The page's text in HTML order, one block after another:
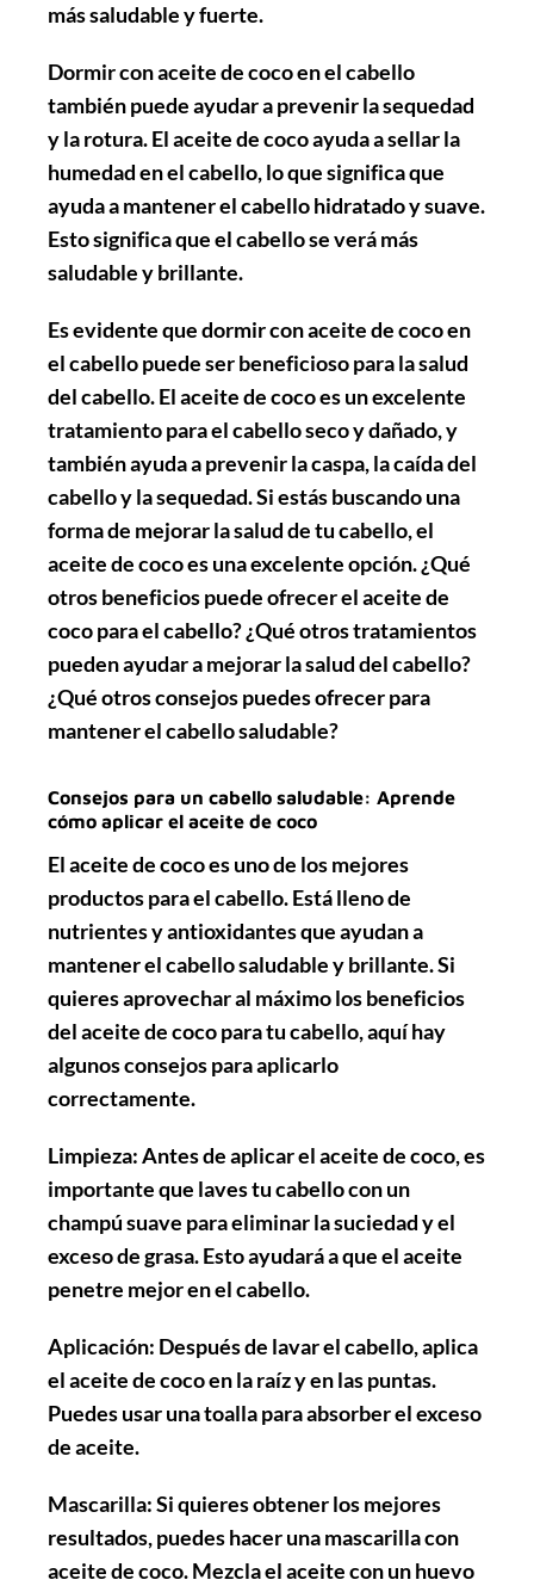
más saludable y fuerte.
Dormir con aceite de coco en el cabello
también puede ayudar a prevenir la sequedad
y la rotura. El aceite de coco ayuda a sellar la
humedad en el cabello, lo que significa que
ayuda a mantener el cabello hidratado y suave.
Esto significa que el cabello se verá más
saludable y brillante.
Es evidente que dormir con aceite de coco en
el cabello puede ser beneficioso para la salud
del cabello. El aceite de coco es un excelente
tratamiento para el cabello seco y dañado, y
también ayuda a prevenir la caspa, la caída del
cabello y la sequedad. Si estás buscando una
forma de mejorar la salud de tu cabello, el
aceite de coco es una excelente opción. ¿Qué
otros beneficios puede ofrecer el aceite de
coco para el cabello? ¿Qué otros tratamientos
pueden ayudar a mejorar la salud del cabello?
¿Qué otros consejos puedes ofrecer para
mantener el cabello saludable?
Consejos para un cabello saludable: Aprende
cómo aplicar el aceite de coco
El aceite de coco es uno de los mejores
productos para el cabello. Está lleno de
nutrientes y antioxidantes que ayudan a
mantener el cabello saludable y brillante. Si
quieres aprovechar al máximo los beneficios
del aceite de coco para tu cabello, aquí hay
algunos consejos para aplicarlo
correctamente.
Limpieza: Antes de aplicar el aceite de coco, es
importante que laves tu cabello con un
champú suave para eliminar la suciedad y el
exceso de grasa. Esto ayudará a que el aceite
penetre mejor en el cabello.
Aplicación: Después de lavar el cabello, aplica
el aceite de coco en la raíz y en las puntas.
Puedes usar una toalla para absorber el exceso
de aceite.
Mascarilla: Si quieres obtener los mejores
resultados, puedes hacer una mascarilla con
aceite de coco. Mezcla el aceite con un huevo